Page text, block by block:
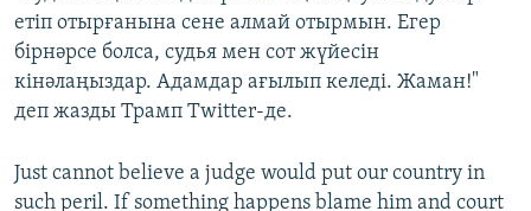
етіп отырғанына сене алмай отырмын. Егер
бірнәрсе болса, судья мен сот жүйесін
кінәлаңыздар. Адамдар ағылып келеді. Жаман!"
деп жазды Трамп Twitter-де.
Just cannot believe a judge would put our country in
such peril. If something happens blame him and court